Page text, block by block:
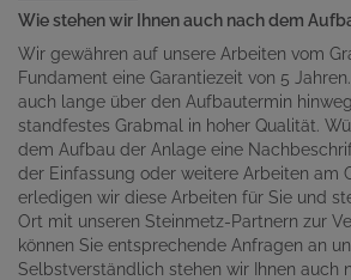
Wie stehen wir Ihnen auch nach dem
Wir gewähren auf unsere Arbeiten vom
Fundament eine Garantiezeit von 5
auch lange über den Aufbautermin
standfestes Grabmal in hoher Qualität.
dem Aufbau der Anlage eine
der Einfassung oder weitere Arbeiten am
erledigen wir diese Arbeiten für Sie und
Ort mit unseren Steinmetz-Partnern zur
können Sie entsprechende Anfragen an
Selbstverständlich stehen wir Ihnen auch